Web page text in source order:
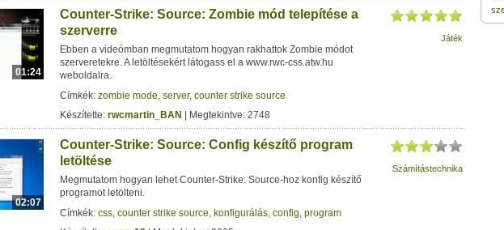
01:24
Counter-Strike: Source: Zombie mód telepítése a
szerverre
Ebben a videómban megmutatom hogyan rakhattok Zombie módot
szerveretekre. A letöltésekért látogass el a www.rwc-css.atw.hu
weboldalra.
Címkék: zombie mode, server, counter strike source
Készítette: rwcmartin_BAN | Megtekintve: 2748
Játék
02:07
Counter-Strike: Source: Config készítő program
letöltése
Megmutatom hogyan lehet Counter-Strike: Source-hoz konfig készítő
programot letölteni.
Címkék: css, counter strike source, konfigurálás, config, program
Számítástechnika